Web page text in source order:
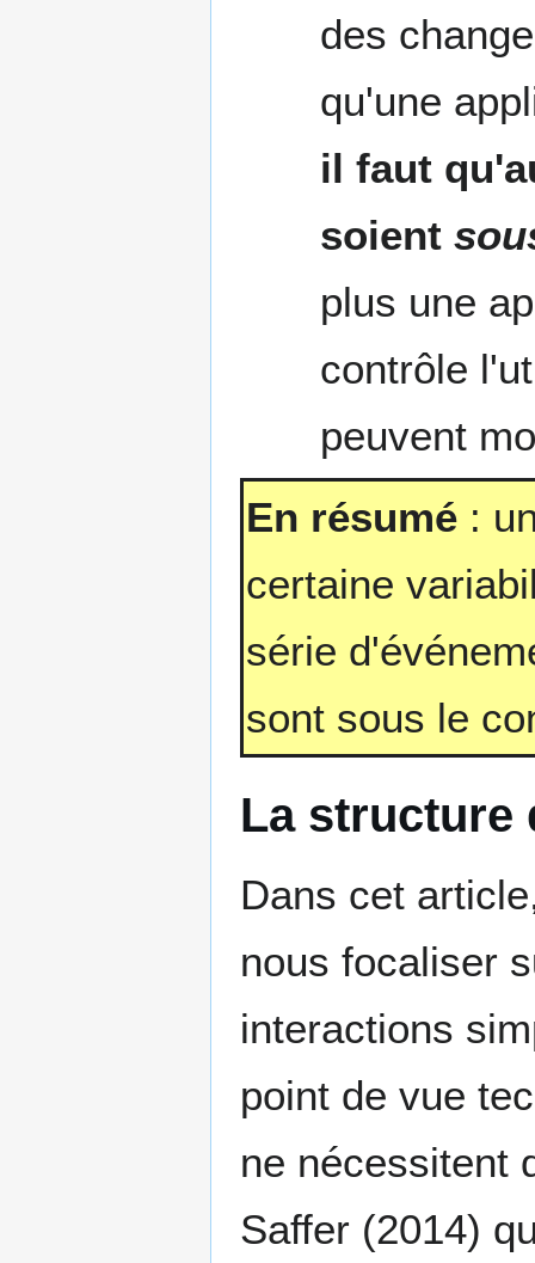
des
qu'une
il faut
soient
plus une
contrôle
peuvent
En résumé :
certaine
série
sont sous le
La structure
Dans cet
nous focaliser
interactions
point de vue
ne nécessitent
Saffer (2014)